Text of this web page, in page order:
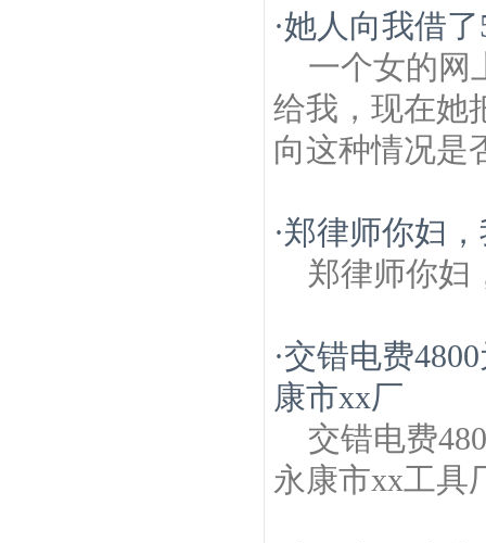
·她人向我借
一个女的网
给我，现在她
向这种情况是
·郑律师你妇
郑律师你妇
·交错电费
康市xx厂
交错电费
永康市xx工具